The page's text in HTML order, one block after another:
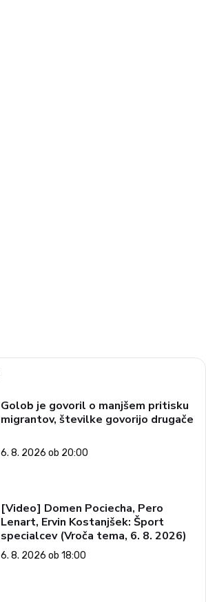
Golob je govoril o manjšem pritisku
migrantov, številke govorijo drugače
6. 8. 2026 ob 20:00
[Video] Domen Pociecha, Pero
Lenart, Ervin Kostanjšek: Šport
specialcev (Vroča tema, 6. 8. 2026)
6. 8. 2026 ob 18:00